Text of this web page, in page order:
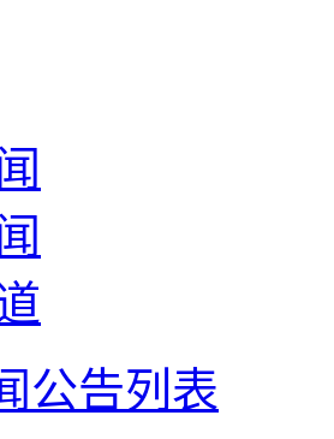
公告列表